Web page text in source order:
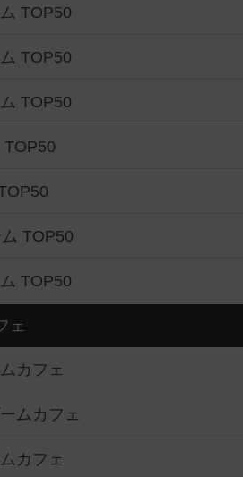
TOP50
TOP50
TOP50
TOP50
TOP50
TOP50
ェ
カフェ
ムカフェ
カフェ